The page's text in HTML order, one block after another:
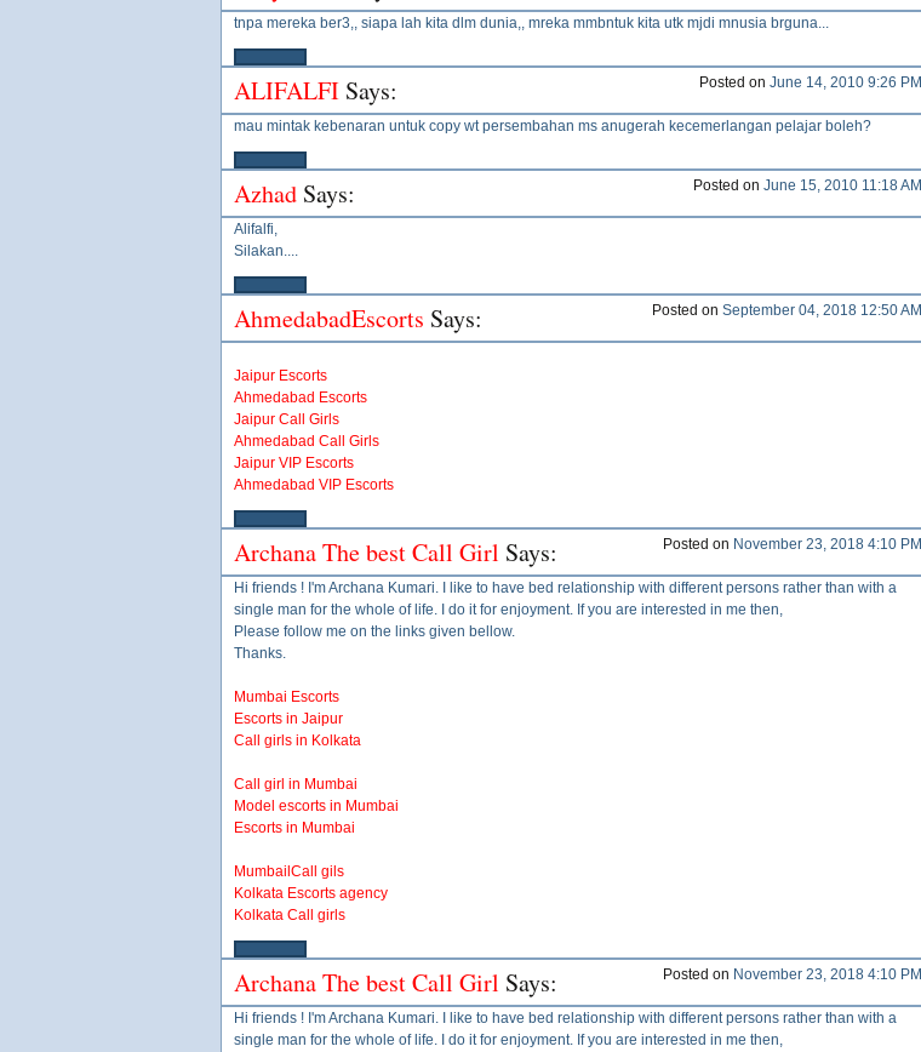
tnpa mereka ber3,, siapa lah kita dlm dunia,, mreka mmbntuk kita utk mjdi mnusia brguna...
ALIFALFI Says: Posted on June 14, 2010 9:26 PM
mau mintak kebenaran untuk copy wt persembahan ms anugerah kecemerlangan pelajar boleh?
Azhad Says: Posted on June 15, 2010 11:18 AM
Alifalfi,
Silakan....
AhmedabadEscorts Says: Posted on September 04, 2018 12:50 AM
Jaipur Escorts
Ahmedabad Escorts
Jaipur Call Girls
Ahmedabad Call Girls
Jaipur VIP Escorts
Ahmedabad VIP Escorts
Archana The best Call Girl Says: Posted on November 23, 2018 4:10 PM
Hi friends ! I'm Archana Kumari. I like to have bed relationship with different persons rather than with a
single man for the whole of life. I do it for enjoyment. If you are interested in me then,
Please follow me on the links given bellow.
Thanks.
Mumbai Escorts
Escorts in Jaipur
Call girls in Kolkata
Call girl in Mumbai
Model escorts in Mumbai
Escorts in Mumbai
MumbailCall gils
Kolkata Escorts agency
Kolkata Call girls
Archana The best Call Girl Says: Posted on November 23, 2018 4:10 PM
Hi friends ! I'm Archana Kumari. I like to have bed relationship with different persons rather than with a
single man for the whole of life. I do it for enjoyment. If you are interested in me then,